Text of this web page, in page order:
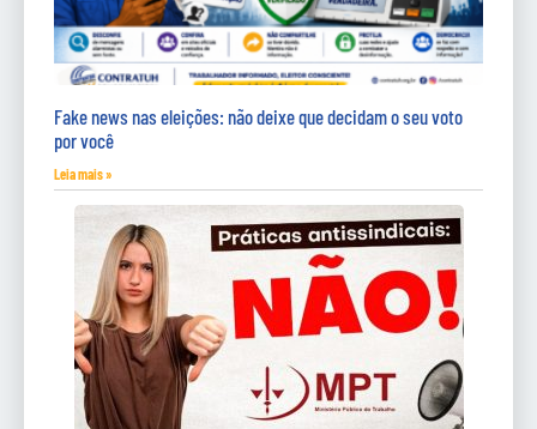
Fake news nas eleições: não deixe que decidam o seu voto
por você
Leia mais »